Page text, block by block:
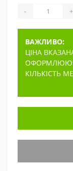
- +
ВАЖЛИВО:
ЦІНА
КІЛЬКІСТЬ